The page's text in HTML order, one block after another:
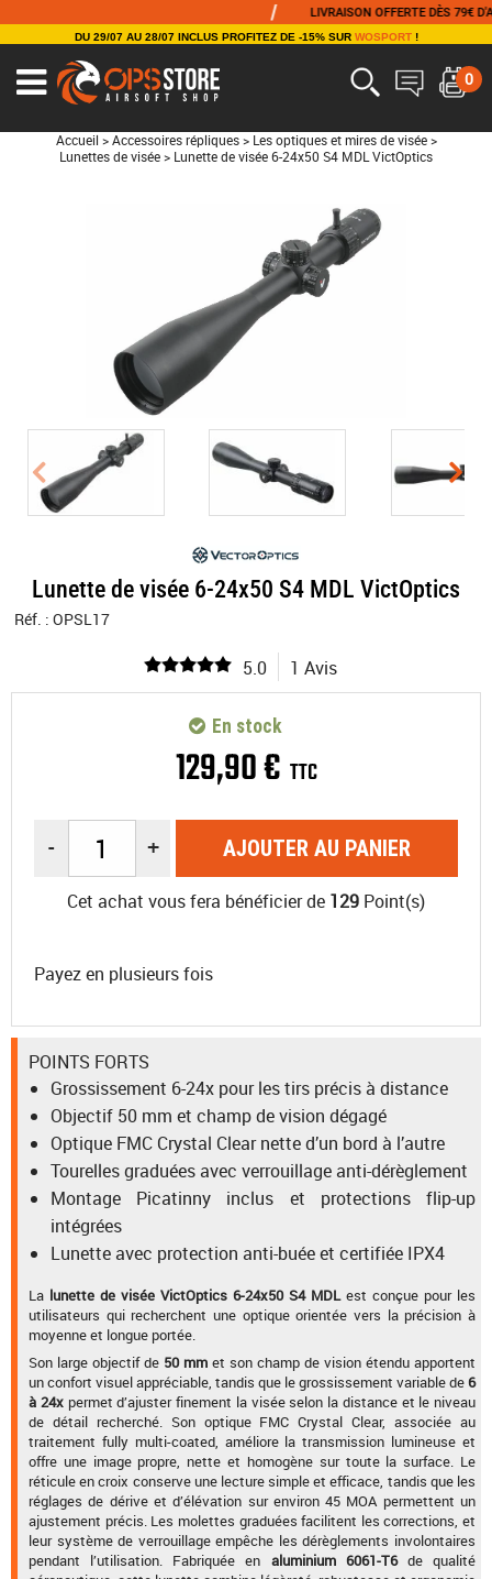
LIVRAISON OFFERTE DÈS 79€
DU 29/07 AU 28/07 INCLUS PROFITEZ DE -15% SUR WOSPORT!
0
Accueil > Accessoires répliques > Les optiques et mires de visée >
Lunettes de visée > Lunette de visée 6-24x50 S4 MDL VictOptics
Lunette de visée 6-24x50 S4 MDL VictOptics
Réf. : OPSL17
5.0 1 Avis
129,90€ TTC
En stock
- + AJOUTER AU PANIER
Cet achat vous fera bénéficier de 129 Point(s)
Payez en plusieurs fois
POINTS FORTS
Grossissement 6-24x pour les tirs précis à distance
Objectif 50 mm et champ de vision dégagé
Optique FMC Crystal Clear nette d’un bord à l’autre
Tourelles graduées avec verrouillage anti-dérèglement
Montage Picatinny inclus et protections flip-up
intégrées
Lunette avec protection anti-buée et certifiée IPX4
La lunette de visée VictOptics 6-24x50 S4 MDLest conçue pour les
utilisateurs qui recherchent une optique orientée vers la précision à
moyenne et longue portée.
Son large objectif de 50 mm et son champ de vision étendu apportent
un confort visuel appréciable, tandis que le grossissement variable de6
à 24xpermet d’ajuster finement la visée selon la distance et le niveau
de détail recherché. Son optique FMC Crystal Clear, associée au
traitement fully multi-coated, améliore la transmission lumineuse et
offre une image propre, nette et homogène sur toute la surface. Le
réticule en croix conserve une lecture simple et efficace, tandis que les
réglages de dérive et d’élévation sur environ 45 MOA permettent un
ajustement précis. Les molettes graduées facilitent les corrections, et
leur système de verrouillage empêche les dérèglements involontaires
pendant l’utilisation. Fabriquée en aluminium 6061-T6de qualité